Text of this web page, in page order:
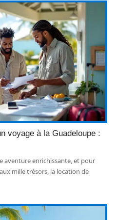
voyage à la Guadeloupe :
aventure enrichissante, et pour
mille trésors, la location de